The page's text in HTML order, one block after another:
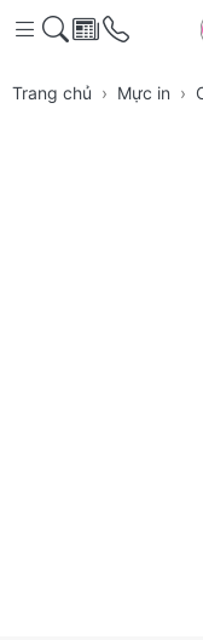
Trang chủ Mực in